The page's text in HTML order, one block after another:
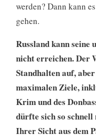
werden? Dann kann
gehen.
Russland kann
nicht erreichen. Der
Standhalten auf,
maximalen Ziele,
Krim und des
dürfte sich so
Ihrer Sicht aus dem